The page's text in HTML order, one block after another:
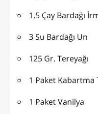
1.5 Çay Bardağı
3 Su Bardağı Un
125 Gr. Tereyağı
1 Paket Kabartma
1 Paket Vanilya